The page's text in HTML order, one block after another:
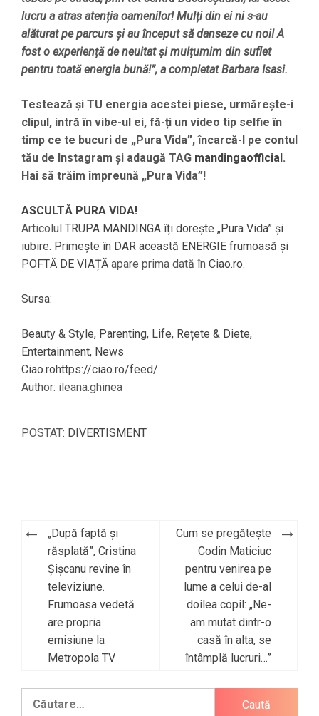
lucru a atras atenția oamenilor! Mulți din ei ni s-au
alăturat pe parcurs și au început să danseze cu noi! A
fost o experiență de neuitat și mulțumim din suflet
pentru toată energia bună!”, a completat Barbara Isasi.
Testează și TU energia acestei piese, urmărește-i
clipul, intră în vibe-ul ei, fă-ți un video tip selfie în
timp ce te bucuri de „Pura Vida”, încarcă-l pe contul
tău de Instagram și adaugă TAG mandingaofficial .
Hai să trăim împreună „Pura Vida”!
ASCULTĂ PURA VIDA!
Articolul TRUPA MANDINGA îți dorește „Pura Vida” și
iubire. Primește în DAR această ENERGIE frumoasă și
POFTĂ DE VIAȚĂ apare prima dată în Ciao.ro.
Sursa:
Beauty & Style, Parenting, Life, Rețete & Diete,
Entertainment, News
Ciao.rohttps://ciao.ro/feed/
Author: ileana.ghinea
POSTAT: DIVERTISMENT
Navigare
articole
„După faptă și
răsplată”, Cristina
Șișcanu revine în
televiziune.
Frumoasa vedetă
are propria
emisiune la
Metropola TV
Cum se pregătește
Codin Maticiuc
pentru venirea pe
lume a celui de-al
doilea copil: „Ne-
am mutat dintr-o
casă în alta, se
întâmplă lucruri…”
Caută